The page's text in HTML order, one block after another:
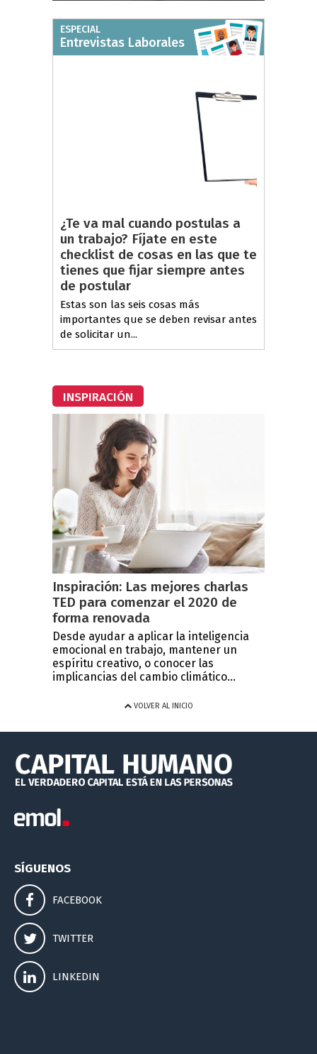
ESPECIAL
Entrevistas Laborales
¿Te va mal cuando postulas a
un trabajo? Fíjate en este
checklist de cosas en las que te
tienes que fijar siempre antes
de postular
Estas son las seis cosas más
importantes que se deben revisar antes
de solicitar un...
INSPIRACIÓN
Inspiración: Las mejores charlas
TED para comenzar el 2020 de
forma renovada
Desde ayudar a aplicar la inteligencia
emocional en trabajo, mantener un
espíritu creativo, o conocer las
implicancias del cambio climático...
VOLVER AL INICIO
SÍGUENOS
FACEBOOK
TWITTER
LINKEDIN